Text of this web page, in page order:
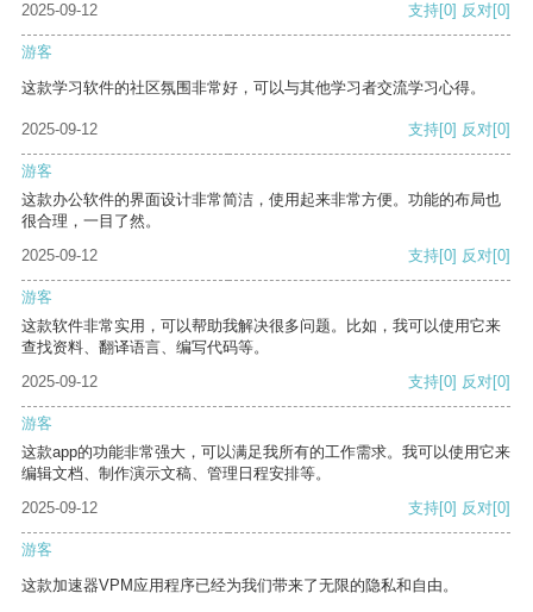
2025-09-12
支持[0] 反对[0]
游客
这款学习软件的社区氛围非常好，可以与其他学习者交流学习心得。
2025-09-12 支持[0] 反对[0]
游客
这款办公软件的界面设计非常简洁，使用起来非常方便。功能的布局也
很合理，一目了然。
2025-09-12
支持[0] 反对[0]
游客
这款软件非常实用，可以帮助我解决很多问题。比如，我可以使用它来
查找资料、翻译语言、编写代码等。
2025-09-12
支持[0] 反对[0]
游客
这款app的功能非常强大，可以满足我所有的工作需求。我可以使用它来
编辑文档、制作演示文稿、管理日程安排等。
2025-09-12
支持[0] 反对[0]
游客
这款加速器VPM应用程序已经为我们带来了无限的隐私和自由。